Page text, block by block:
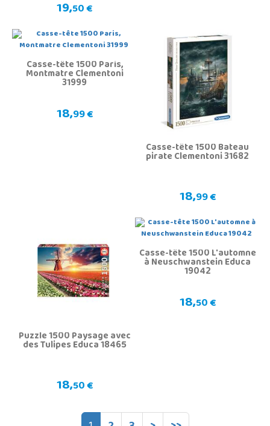
19,50 €
Casse-tête 1500 Paris,
Montmatre Clementoni
31999
18,99 €
Casse-tête 1500 Bateau
pirate Clementoni 31682
18,99 €
Puzzle 1500 Paysage avec
des Tulipes Educa 18465
18,50 €
Casse-tête 1500 L'automne
à Neuschwanstein Educa
19042
18,50 €